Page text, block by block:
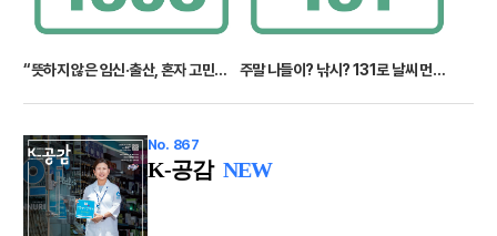
“뜻하지 않은 임신·출산, 혼자 고민하지 마세요” 1308 주말 나들이? 낚시? 131로 날씨 먼저 확인하세요
No. 867
K-공감 NEW